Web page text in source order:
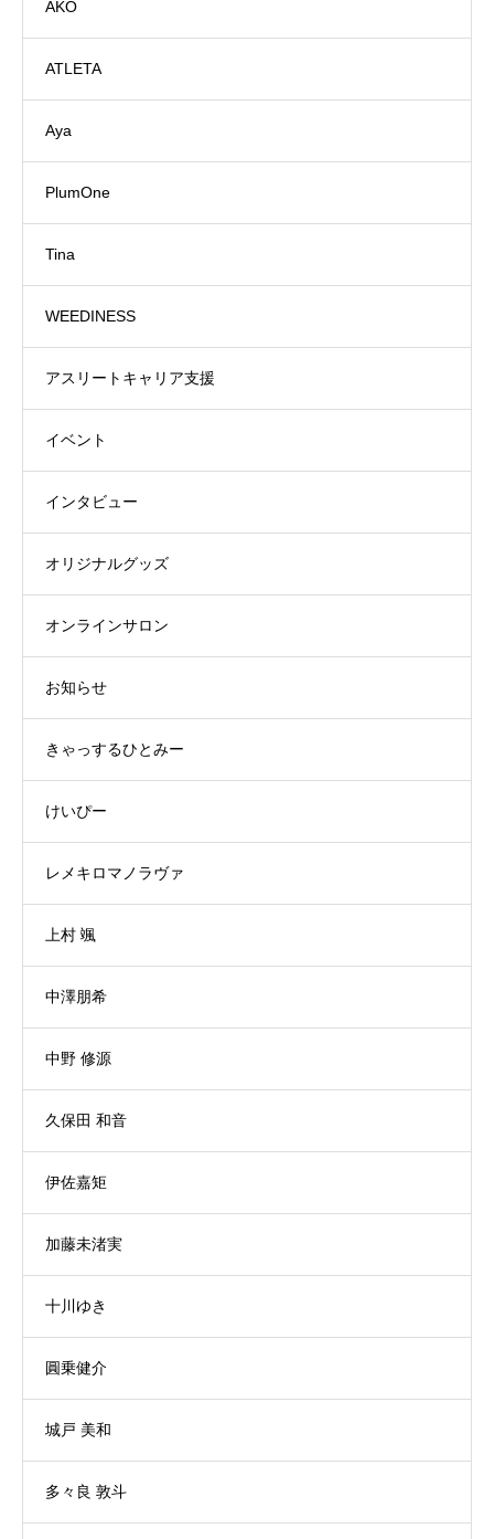
AKO
ATLETA
Aya
PlumOne
Tina
WEEDINESS
アスリートキャリア支援
イベント
インタビュー
オリジナルグッズ
オンラインサロン
お知らせ
きゃっするひとみー
けいぴー
レメキロマノラヴァ
上村 颯
中澤朋希
中野 修源
久保田 和音
伊佐嘉矩
加藤未渚実
十川ゆき
圓乗健介
城戸 美和
多々良 敦斗